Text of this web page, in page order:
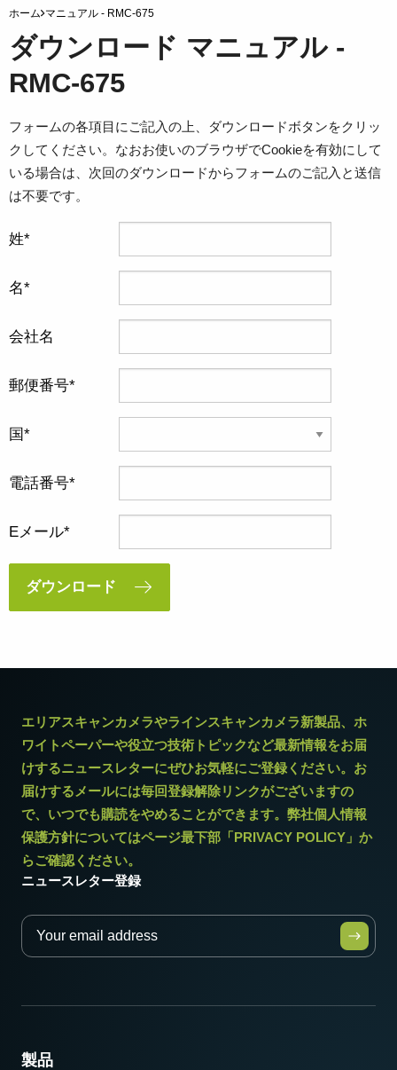
ホーム マニュアル - RMC-675
ダウンロード マニュアル -
RMC-675
フォームの各項目にご記入の上、ダウンロードボタンをクリッ
クしてください。なおお使いのブラウザでCookieを有効にして
いる場合は、次回のダウンロードからフォームのご記入と送信
は不要です。
姓
名
会社名
郵便番号
国
電話番号
Eメール
ダウンロード
エリアスキャンカメラやラインスキャンカメラ新製品、ホ
ワイトペーパーや役立つ技術トピックなど最新情報をお届
けするニュースレターにぜひお気軽にご登録ください。お
届けするメールには毎回登録解除リンクがございますの
で、いつでも購読をやめることができます。弊社個人情報
保護方針についてはページ最下部「PRIVACY POLICY」か
らご確認ください。
ニュースレター登録
製品